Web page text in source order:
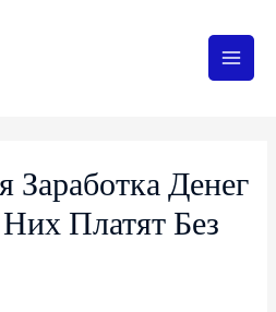
Заработка Денег
Платят Без